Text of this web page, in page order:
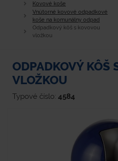
Kovové koše
Vnútorné kovové odpadkové
koše na komunálny odpad
Odpadkový kôš s kovovou
vložkou
ODPADKOVÝ KÔŠ
VLOŽKOU
Typové číslo: 4584